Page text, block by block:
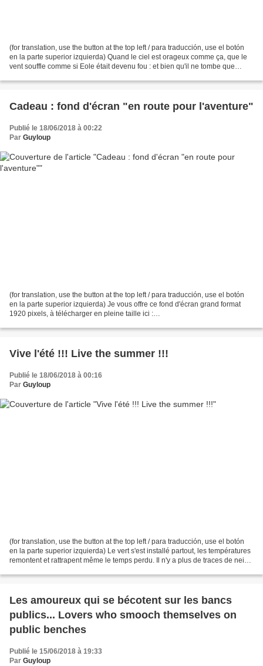
(for translation, use the button at the top left / para traducción, use el botón
en la parte superior izquierda) Quand le ciel est orageux comme ça, que le
vent souffle comme si Eole était devenu fou : et bien qu'il ne tombe que
Cadeau : fond d'écran "en route pour l'aventure"
Publié le 18/06/2018 à 00:22
Par Guyloup
(for translation, use the button at the top left / para traducción, use el botón
en la parte superior izquierda) Je vous offre ce fond d'écran grand format
1920 pixels, à télécharger en pleine taille ici :
com_1go7c.jpg...
Vive l'été !!! Live the summer !!!
Publié le 18/06/2018 à 00:16
Par Guyloup
(for translation, use the button at the top left / para traducción, use el botón
en la parte superior izquierda) Le vert s'est installé partout, les températures
remontent et rattrapent même le temps perdu. Il n'y a plus de traces de neige
Les amoureux qui se bécotent sur les bancs
publics... Lovers who smooch themselves on
public benches
Publié le 15/06/2018 à 19:33
Par Guyloup